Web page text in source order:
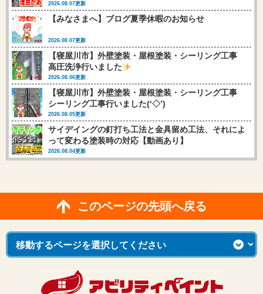
2026.08.07更新
【みなさまへ】ブログ夏季休暇のお知らせ
2026.08.07更新
【寝屋川市】外壁塗装・屋根塗装・シーリング工事
高圧洗浄行いました
2026.08.06更新
【寝屋川市】外壁塗装・屋根塗装・シーリング工事
シーリング工事行いました(‘◇’)ゞ
2026.08.05更新
サイデイングの釘打ち工法と金具留め工法、それによ
って変わる塗装時の対応【動画あり】
2026.08.04更新
このページの先頭へ戻る